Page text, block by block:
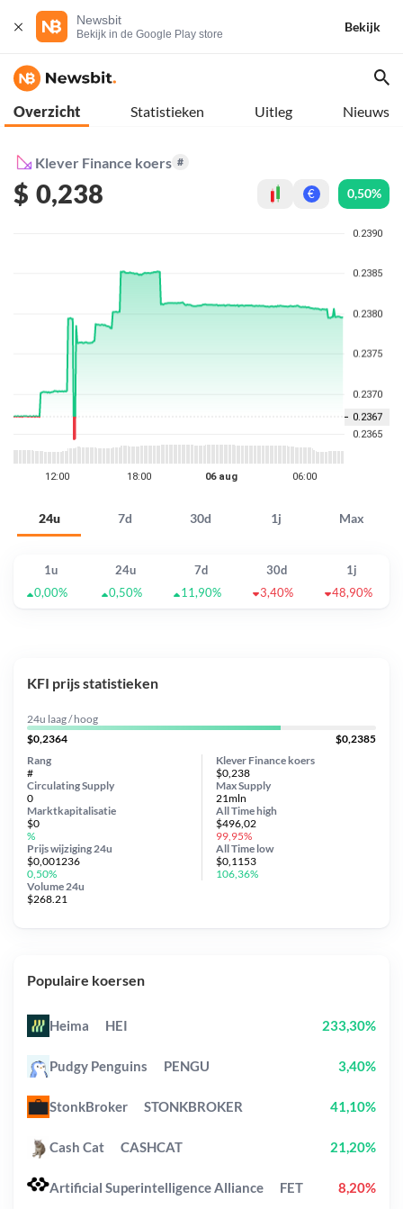
Newsbit
Bekijk in de Google Play store
Bekijk
Overzicht Statistieken Uitleg Nieuws
Klever Finance koers #
$ 0,238 € 0,50%
24u 7d 30d 1j Max
1u 24u 7d 30d
1j
0,00%
0,50% 11,90% 3,40% 48,90%
KFI prijs statistieken
24u laag / hoog
$0,2364
$0,2385
Klever Finance koers
$0,238
Circulating Supply
0
Prijs wijziging 24u
$0,001236
0,50%
Max Supply
21mln
Marktkapitalisatie
$0
%
Volume 24u
$268.21
Rang
#
All Timehigh
$496,02
99,95%
All Time low
$0,1153
106,36%
Populaire koersen
Heima HEI 233,30%
Pudgy Penguins PENGU 3,40%
StonkBroker STONKBROKER 41,10%
Cash Cat CASHCAT 21,20%
Artificial Superintelligence Alliance FET 8,20%